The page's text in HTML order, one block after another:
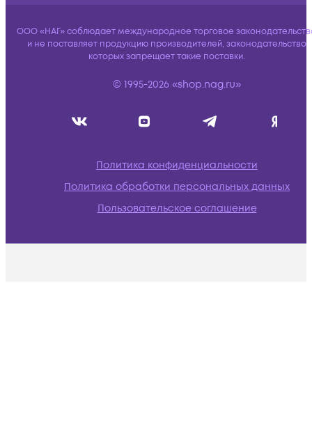
ООО «НАГ» соблюдает международное торговое
и не поставляет продукцию производителей, законодательство
которых запрещает такие поставки.
© 1995-2026 «shop.nag.ru»
Политика конфиденциальности
Политика обработки персональных данных
Пользовательское соглашение